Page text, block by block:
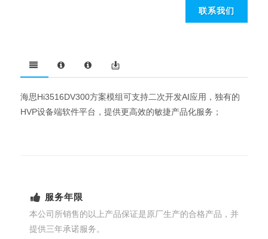
联系我们
海思Hi3516DV300方案模组可支持二次开发AI应用，独有的
HVP设备端软件平台，提供更高效的敏捷产品化服务；
服务年限
本公司所销售的以上产品保证是原厂生产的合格产品，并
提供三年承诺服务。